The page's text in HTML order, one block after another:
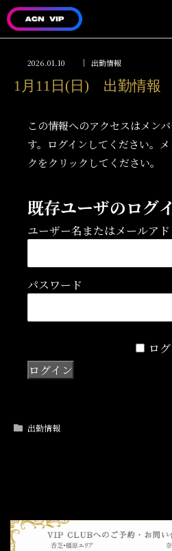
2026.01.10 出勤情報
1月11日(日) 出勤情報
この情報へのアクセスはメン
す。ログインしてください。
クをクリックしてください。
既存ユーザのログ
ユーザー名またはメールアド
パスワード
ロ
出勤情報